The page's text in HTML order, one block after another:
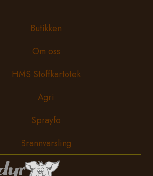
Butikken
Om oss
HMS Stoffkartotek
Agri
Sprayfo
Brannvarsling